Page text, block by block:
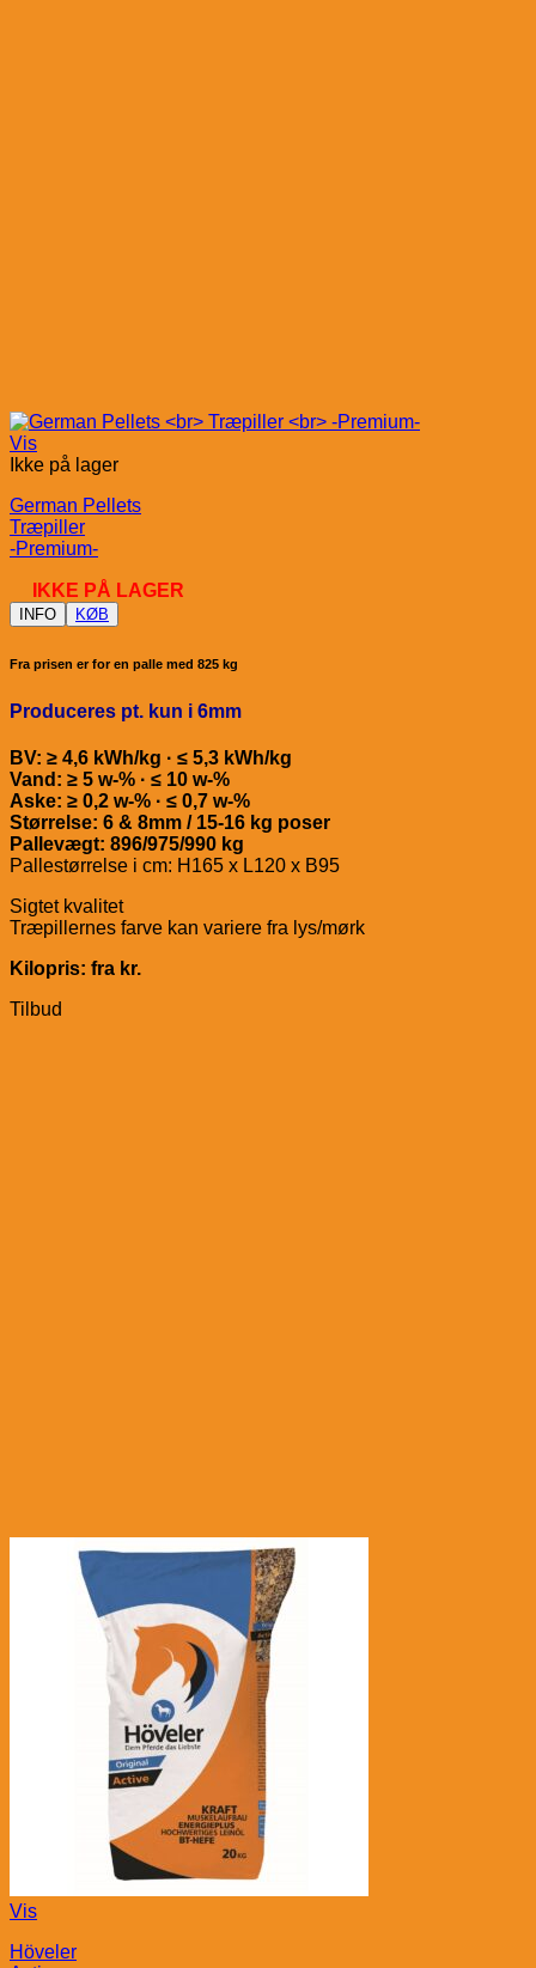
Vis
Ikke på lager
German Pellets
Træpiller
-Premium-
IKKE PÅ LAGER
INFO KØB
Fra prisen er for en palle med 825 kg
Produceres pt. kun i 6mm
BV: ≥ 4,6 kWh/kg · ≤ 5,3 kWh/kg
Vand: ≥ 5 w-% · ≤ 10 w-%
Aske: ≥ 0,2 w-% · ≤ 0,7 w-%
Størrelse: 6 & 8mm / 15-16 kg poser
Pallevægt: 896/975/990 kg
Pallestørrelse i cm: H165 x L120 x B95
Sigtet kvalitet
Træpillernes farve kan variere fra lys/mørk
Kilopris: fra kr.
Tilbud
Vis
Höveler